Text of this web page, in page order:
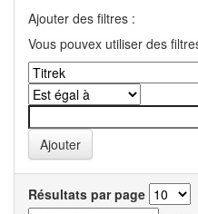
Ajouter des filtres :
Vous pouvex utiliser des
Résultats par page